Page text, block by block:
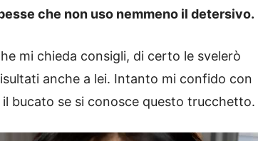
che non uso nemmeno il detersivo.
mi chieda consigli, di certo le svelerò
anche a lei. Intanto mi confido con
bucato se si conosce questo trucchetto.